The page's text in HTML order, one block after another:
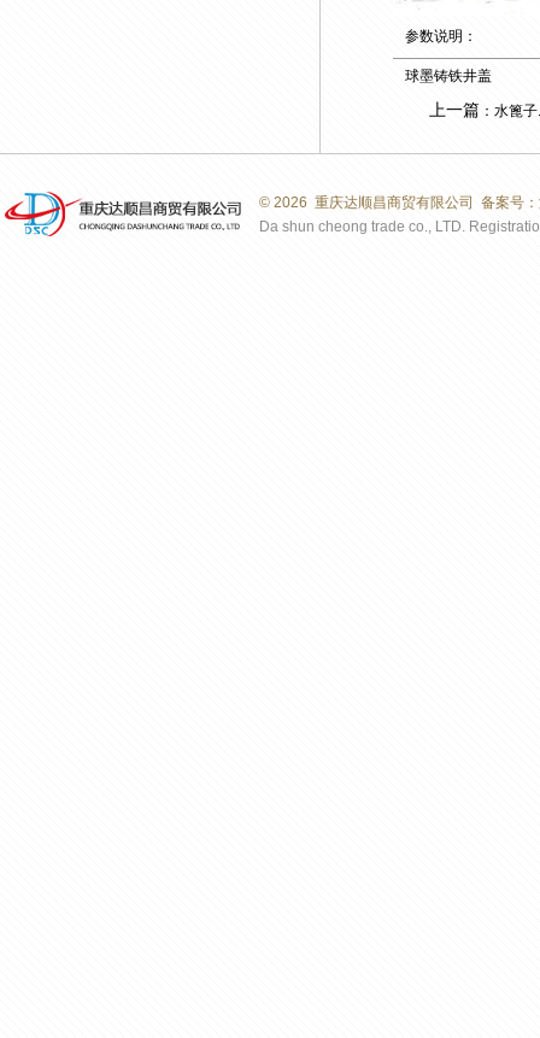
参数说明：
球墨铸铁井盖
上一篇 ：水篦
© 2026 重庆达顺昌商贸有限公司 备案号：
Da shun cheong trade co., LTD.